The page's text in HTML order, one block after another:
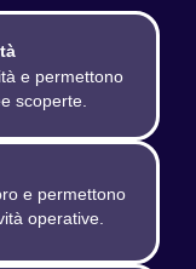
e permettono
scoperte.
e permettono
operative.